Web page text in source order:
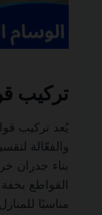
تركيب
يُعد تركيب
والفعّالة
بناء جدران
القواطع
مناسبًا